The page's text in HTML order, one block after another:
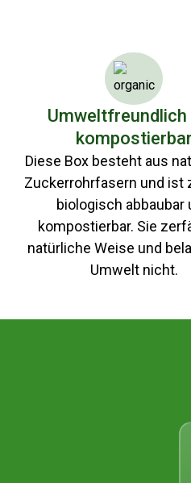
Umweltfreundlich
kompostierbar
Diese Box besteht aus
Zuckerrohrfasern und ist
biologisch abbaubar
kompostierbar. Sie
natürliche Weise und
Umwelt nicht.